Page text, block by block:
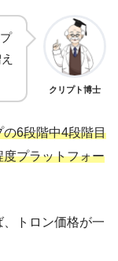
クリプト博士
6段階中4段階目
プラットフォー
、トロン価格が一